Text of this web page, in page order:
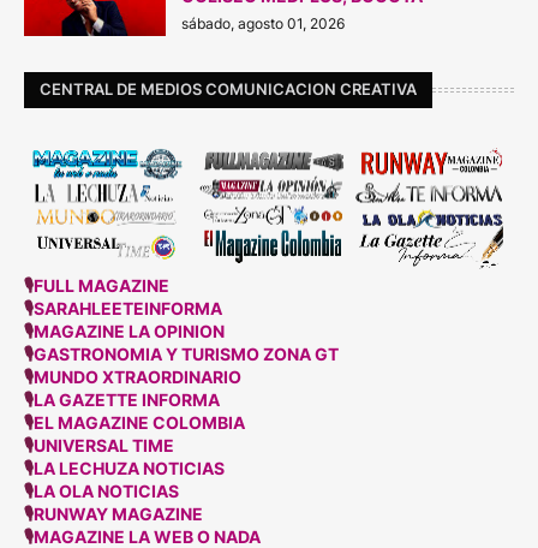
sábado, agosto 01, 2026
CENTRAL DE MEDIOS COMUNICACION CREATIVA
🎙FULL MAGAZINE
🎙SARAHLEETEINFORMA
🎙MAGAZINE LA OPINION
🎙GASTRONOMIA Y TURISMO ZONA GT
🎙MUNDO XTRAORDINARIO
🎙LA GAZETTE INFORMA
🎙EL MAGAZINE COLOMBIA
🎙UNIVERSAL TIME
🎙LA LECHUZA NOTICIAS
🎙LA OLA NOTICIAS
🎙RUNWAY MAGAZINE
🎙MAGAZINE LA WEB O NADA